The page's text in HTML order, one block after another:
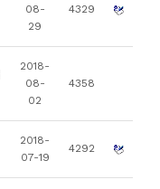
08-
29
4329
2018-
08-
02
4358
2018-
07-19
4292